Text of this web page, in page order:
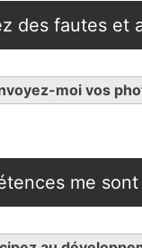
des fautes et
moi vos
me